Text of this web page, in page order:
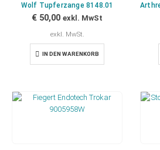
Wolf Tupferzange 8148.01
€ 50,00 exkl. MwSt
exkl. MwSt.
IN DEN WARENKORB